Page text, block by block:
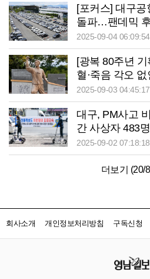
[포커스] 대구공
돌파…팬데믹
2025-09-04 06:09:54
[광복 80주년
혈·죽음 각오
명가, 日帝에 선
2025-09-03 04:45:17
대구, PM사고
간 사상자 483
2025-09-02 07:18:18
더보기 (20/
회사소개 개인정보처리방침 구독신청